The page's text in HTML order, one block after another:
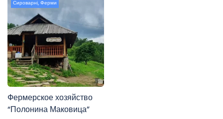
Сироварні, Ферми
Фермерское хозяйство
“Полонина Маковица”